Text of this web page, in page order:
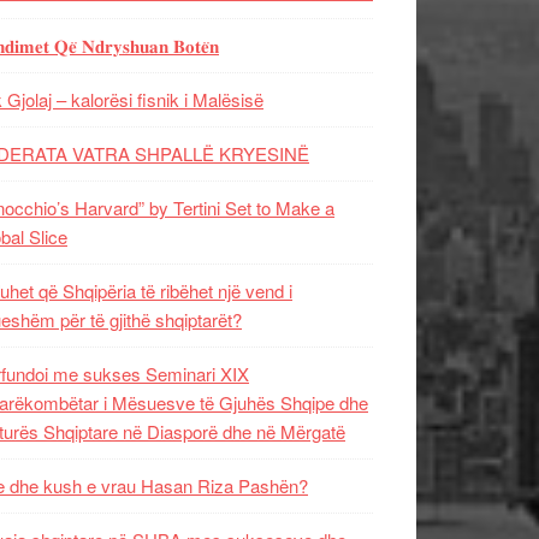
𝐐𝐞̈ 𝐍𝐝𝐫𝐲𝐬𝐡𝐮𝐚𝐧 𝐁𝐨𝐭𝐞̈𝐧
Gjolaj – kalorësi fisnik i Malësisë
VATRA SHPALLË KRYESINË
Harvard” by Tertini Set to Make a
Slice
që Shqipëria të ribëhet një vend i
për të gjithë shqiptarët?
me sukses Seminari XIX
i Mësuesve të Gjuhës Shqipe dhe
Shqiptare në Diasporë dhe në Mërgatë
dhe kush e vrau Hasan Riza Pashën?